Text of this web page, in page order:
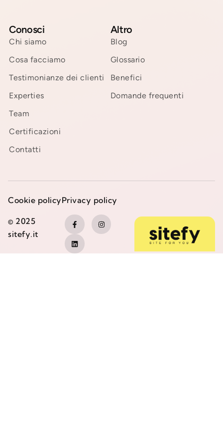
Conosci
Chi siamo
Cosa facciamo
Testimonianze dei clienti
Experties
Team
Certificazioni
Contatti
Altro
Blog
Glossario
Benefici
Domande frequenti
© 2025
sitefy.it
Cookie policyPrivacy policy